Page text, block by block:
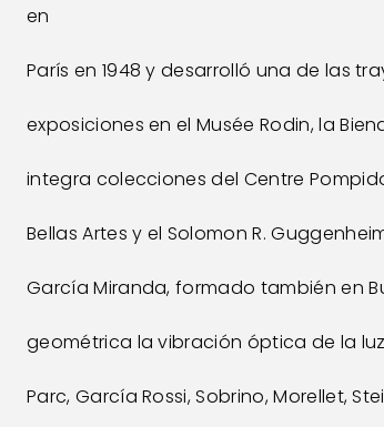
en
París en 1948 y desarrolló una de las
exposiciones en el Musée Rodin, la
integra colecciones del Centre
Bellas Artes y el Solomon R.
García Miranda, formado también en
geométrica la vibración óptica de la
Parc, García Rossi, Sobrino, Morellet,